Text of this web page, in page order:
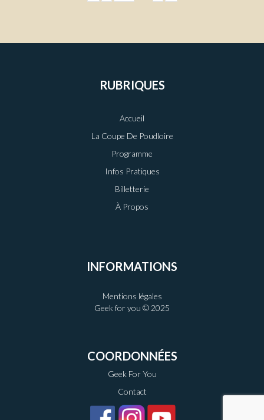
RUBRIQUES
Accueil
La Coupe De Poudloire
Programme
Infos Pratiques
Billetterie
À Propos
INFORMATIONS
Mentions légales
Geek for you © 2025
COORDONNÉES
Geek For You
Contact